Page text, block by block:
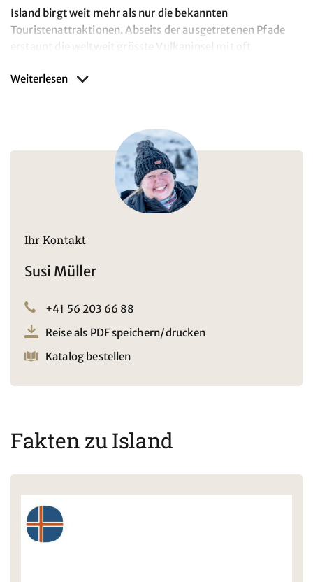
Island birgt weit mehr als nur die bekannten
Touristenattraktionen. Abseits der ausgetretenen Pfade
erstaunt die weltweit grösste Vulkaninsel mit oft
Schätzen und noch unentdeckten Ecken. Den
Island aus einer ganz neuen Perspektive wahrnehmen.
Weiterlesen
Ihr Kontakt
Susi Müller
+41 56 203 66 88
Reise als PDF speichern/drucken
Katalog bestellen
Fakten zu Island